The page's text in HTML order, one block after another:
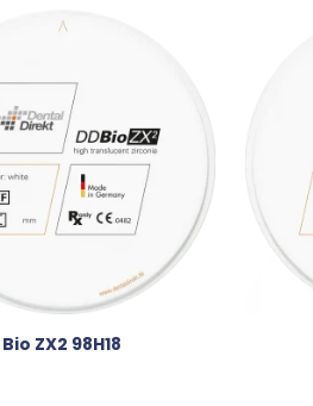
Bio ZX2 98H18